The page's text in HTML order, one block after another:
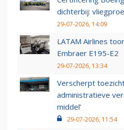
dichterbij:
29-07-2026, 14:09
LATAM Airlines
Embraer E195-E2
29-07-2026, 13:34
Verscherpt
administratieve
middel’
29-07-2026, 11:54